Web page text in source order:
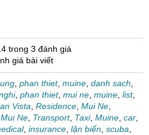
trong 3 đánh giá
giá bài viết
phan thiet, muine danh sach
, phan thiet, mui ne muine list,
Vista Residence Mui Ne
Mui Ne Transport, Taxi, Muine car
, insurance lặn biển scuba